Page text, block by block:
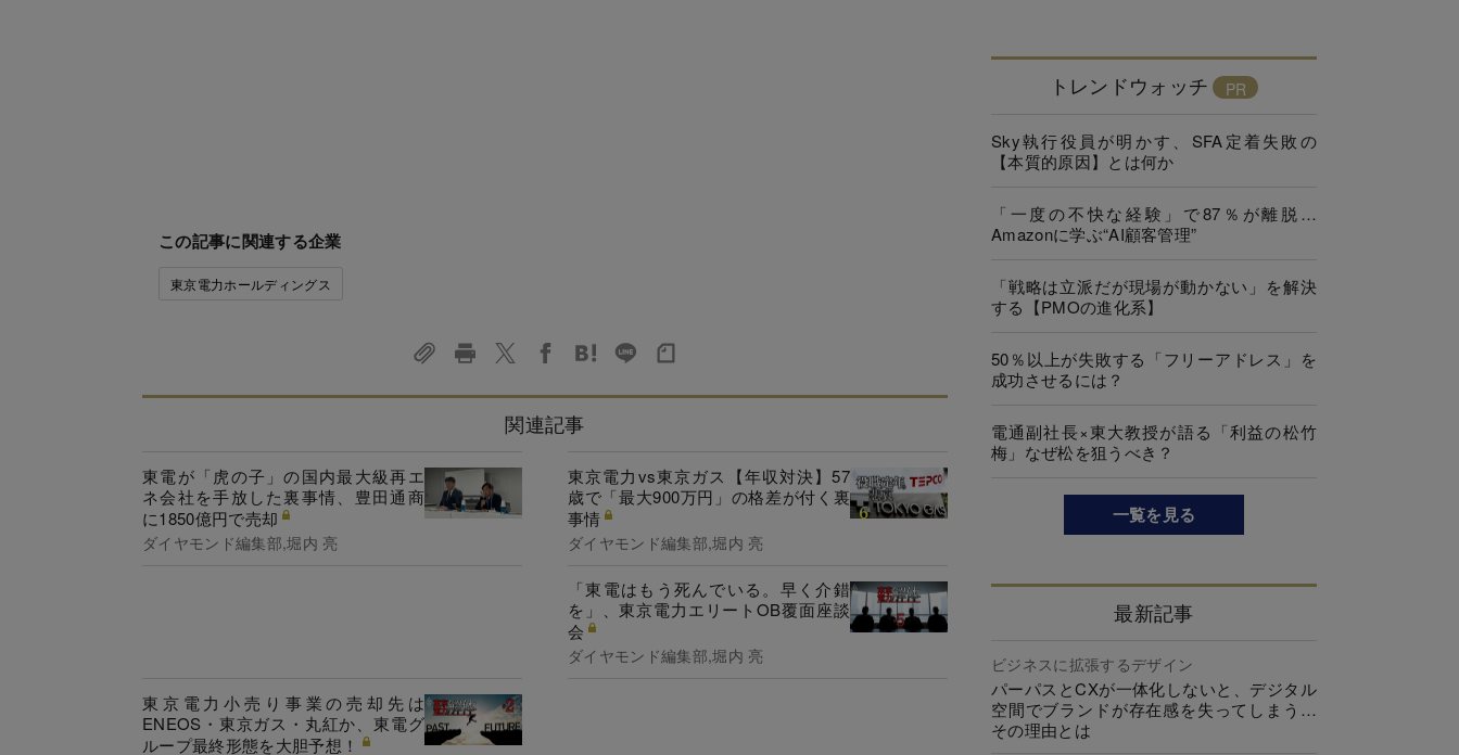
この記事に関連する企業
東京電力ホールディングス
関連記事
東電が「虎の子」の国内最大級再エ
ネ会社を手放した裏事情、豊田通商
に1850億円で売却
ダイヤモンド編集部,堀内 亮
東京電力vs東京ガス【年収対決】57
歳で「最大900万円」の格差が付く裏
事情
ダイヤモンド編集部,堀内 亮
「東電はもう死んでいる。早く介錯
を」、東京電力エリートOB覆面座談
会
ダイヤモンド編集部,堀内 亮
東京電力小売り事業の売却先は
ENEOS・東京ガス・丸紅か、東電グ
ループ最終形態を大胆予想！
トレンドウォッチ
Sky執行役員が明かす、SFA定着失敗の
【本質的原因】とは何か
「一度の不快な経験」で87％が離脱…
Amazonに学ぶ“AI顧客管理”
「戦略は立派だが現場が動かない」を解決
する【PMOの進化系】
50％以上が失敗する「フリーアドレス」を
成功させるには？
電通副社長×東大教授が語る「利益の松竹
梅」なぜ松を狙うべき？
一覧を見る
最新記事
ビジネスに拡張するデザイン
パーパスとCXが一体化しないと、デジタル
空間でブランドが存在感を失ってしまう…
その理由とは